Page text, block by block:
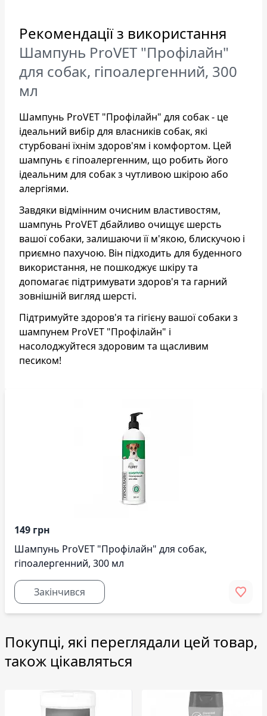
Рекомендації з використання
Шампунь ProVET "Профілайн"
для собак, гіпоалергенний, 300
мл
Шампунь ProVET "Профілайн" для собак - це
ідеальний вибір для власників собак, які
стурбовані їхнім здоров'ям і комфортом. Цей
шампунь є гіпоалергенним, що робить його
ідеальним для собак з чутливою шкірою або
алергіями.
Завдяки відмінним очисним властивостям,
шампунь ProVET дбайливо очищує шерсть
вашої собаки, залишаючи її м'якою, блискучою і
приємно пахучою. Він підходить для буденного
використання, не пошкоджує шкіру та
допомагає підтримувати здоров'я та гарний
зовнішній вигляд шерсті.
Підтримуйте здоров'я та гігієну вашої собаки з
шампунем ProVET "Профілайн" і
насолоджуйтеся здоровим та щасливим
песиком!
149 грн
Шампунь ProVET "Профілайн" для собак,
гіпоалергенний, 300 мл
Закінчився
Покупці, які переглядали цей товар,
також цікавляться